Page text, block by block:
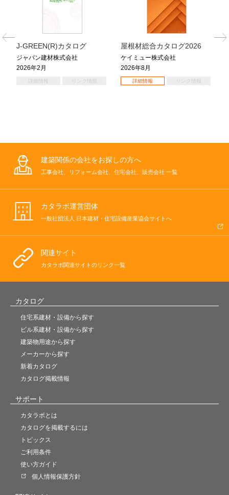
J-GREEN(R)カタログ
ジャパン建材株式会社
2026年2月
詳細情報 リンク情報
屋根材総合カタログ2026
ケイミュー株式会社
2026年8月
詳細情報 リンク情報
建築関係の会社をお探しの方へ
工事会社、リフォーム会社、住宅会社、販売会社 一覧
カタラボ運営団体
一般社団法人 日本建材・住宅設備産業協会サイトへ
関連サイト
カタラボ関連サイトのリンク一覧
カタログ
住宅系建材・設備から探す
ビル系建材・設備から探す
建築物用途から探す
メーカーから探す
新着カタログ
カタログ掲載情報
サポート
カタラボとは
カタログを掲載するには
トピックス
ご利用条件
使い方ガイド
個人情報保護方針